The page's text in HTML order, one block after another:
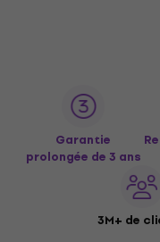
Garantie
prolongée de 3 ans
3M+ de